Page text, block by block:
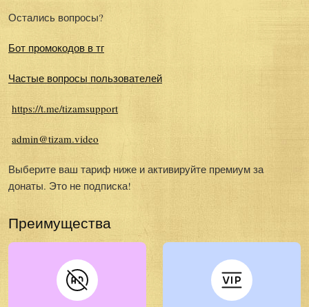
Остались вопросы?
Бот промокодов в тг
Частые вопросы пользователей
https://t.me/tizamsupport
admin@tizam.video
Выберите ваш тариф ниже и активируйте премиум за
донаты. Это не подписка!
Преимущества